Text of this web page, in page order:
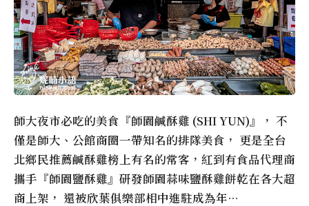
師大夜市必吃的美食『師園鹹酥雞 (SHI YUN)』， 不
僅是師大、公館商圈一帶知名的排隊美食， 更是全台
北鄉民推薦鹹酥雞榜上有名的常客，紅到有食品代理商
攜手『師園鹽酥雞』研發師園蒜味鹽酥雞餅乾在各大超
商上架， 還被欣葉俱樂部相中進駐成為年…